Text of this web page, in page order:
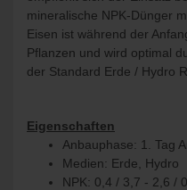
mineralische NPK-Dünger
Eisen ist während der
Pflanzen und wird optimal
der Standard Erde / Hydro
Eigenschaften
Anbauphase: 1. Tag
Medien: Erde, Hydro
NPK: 0,4 / 3,7 - 2,6 /